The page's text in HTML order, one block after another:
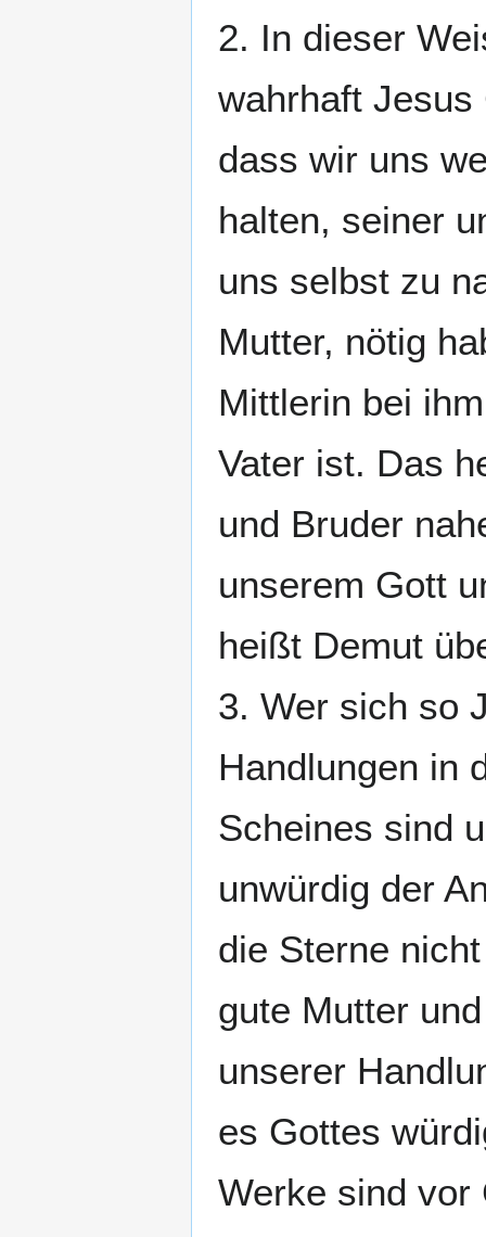
2. In dieser
wahrhaft Jesus
dass wir uns
halten, seiner
uns selbst zu
Mutter, nötig
Mittlerin bei
Vater ist. Das
und Bruder
unserem Gott
heißt Demut
3. Wer sich so
Handlungen in
Scheines sind
unwürdig der
die Sterne
gute Mutter
unserer
es Gottes
Werke sind vor